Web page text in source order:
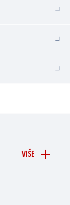
VIŠE